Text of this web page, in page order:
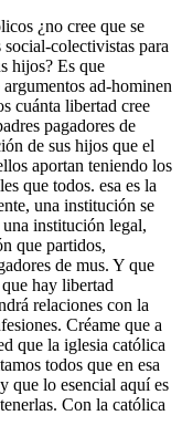
¿no cree que se
colectivistas para
hijos? Es que
ad-hominen
cuánta libertad cree
pagadores de
de sus hijos que el
aportan teniendo los
que todos. esa es la
una institución se
institución legal,
que partidos,
de mus. Y que
hay libertad
relaciones con la
Créame que a
que la iglesia católica
todos que en esa
que lo esencial aquí es
Con la católica